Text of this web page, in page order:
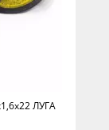
ЛУГА